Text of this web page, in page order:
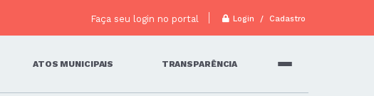
Faça seu login no portal Login / Cadastro
ATOS MUNICIPAIS TRANSPARÊNCIA